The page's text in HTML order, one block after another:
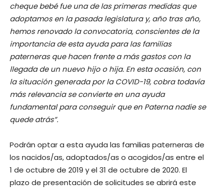
cheque bebé fue una de las primeras medidas que
adoptamos en la pasada legislatura y, año tras año,
hemos renovado la convocatoria, conscientes de la
importancia de esta ayuda para las familias
paterneras que hacen frente a más gastos con la
llegada de un nuevo hijo o hija. En esta ocasión, con
la situación generada por la COVID-19, cobra todavía
más relevancia se convierte en una ayuda
fundamental para conseguir que en Paterna nadie se
quede atrás”.
Podrán optar a esta ayuda las familias paterneras de
los nacidos/as, adoptados/as o acogidos/as entre el
1 de octubre de 2019 y el 31 de octubre de 2020. El
plazo de presentación de solicitudes se abrirá este